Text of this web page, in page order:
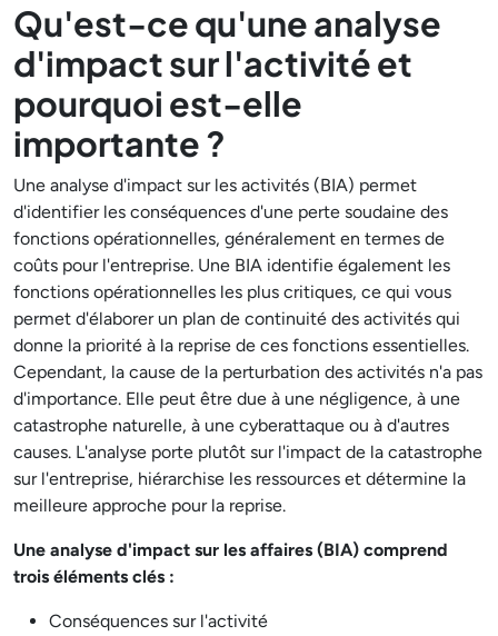
Qu'est-ce qu'une analyse
d'impact sur l'activité et
pourquoi est-elle
importante ?
Une analyse d'impact sur les activités (BIA) permet
d'identifier les conséquences d'une perte soudaine des
fonctions opérationnelles, généralement en termes de
coûts pour l'entreprise. Une BIA identifie également les
fonctions opérationnelles les plus critiques, ce qui vous
permet d'élaborer un plan de continuité des activités qui
donne la priorité à la reprise de ces fonctions essentielles.
Cependant, la cause de la perturbation des activités n'a pas
d'importance. Elle peut être due à une négligence, à une
catastrophe naturelle, à une cyberattaque ou à d'autres
causes. L'analyse porte plutôt sur l'impact de la catastrophe
sur l'entreprise, hiérarchise les ressources et détermine la
meilleure approche pour la reprise.
Une analyse d'impact sur les affaires (BIA) comprend
trois éléments clés :
Conséquences sur l'activité